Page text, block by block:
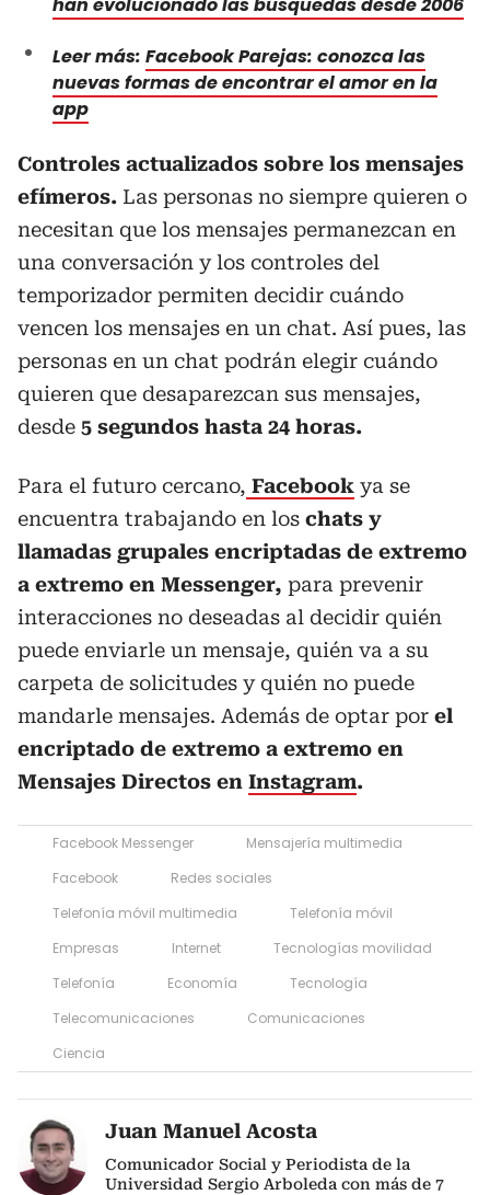
Leer más: Facebook Parejas: conozca las
nuevas formas de encontrar el amor en la
app
Controles actualizados sobre los mensajes
efímeros. Las personas no siempre quieren o
necesitan que los mensajes permanezcan en
una conversación y los controles del
temporizador permiten decidir cuándo
vencen los mensajes en un chat. Así pues, las
personas en un chat podrán elegir cuándo
quieren que desaparezcan sus mensajes,
desde 5 segundos hasta 24 horas.
Para el futuro cercano, Facebook ya se
encuentra trabajando en los chats y
llamadas grupales encriptadas de extremo
a extremo en Messenger, para prevenir
interacciones no deseadas al decidir quién
puede enviarle un mensaje, quién va a su
carpeta de solicitudes y quién no puede
mandarle mensajes. Además de optar por el
encriptado de extremo a extremo en
Mensajes Directos en Instagram.
Facebook Messenger
Mensajería multimedia
Facebook
Redes sociales
Telefonía móvil multimedia
Telefonía móvil
Empresas
Internet
Tecnologías movilidad
Telefonía
Economía
Tecnología
Telecomunicaciones
Comunicaciones
Ciencia
Juan Manuel Acosta
Comunicador Social y Periodista de la
Universidad Sergio Arboleda con más de 7